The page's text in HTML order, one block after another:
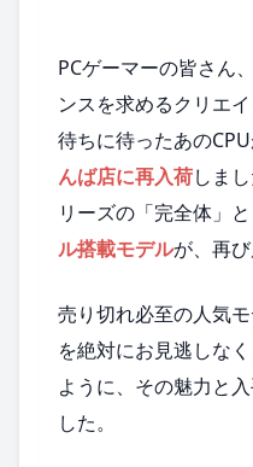
PCゲーマーの皆さん
ンスを求めるクリエイ
待ちに待ったあの
んば店に再入荷しま
リーズの「完全体」と
ル搭載モデルが、再び
売り切れ必至の人気
を絶対にお見逃しな
ように、その魅力と
した。